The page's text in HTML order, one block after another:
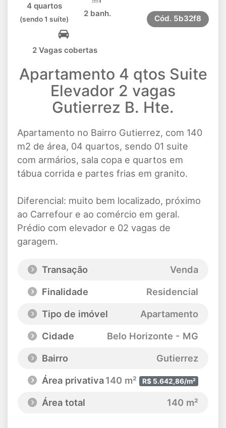
4 quartos
(sendo 1 suíte)
2 banh.
2 Vagas cobertas
Cód. 5b32f8
Apartamento 4 qtos Suite
Elevador 2 vagas
Gutierrez B. Hte.
Apartamento no Bairro Gutierrez, com 140
m2 de área, 04 quartos, sendo 01 suite
com armários, sala copa e quartos em
tábua corrida e partes frias em granito.
Diferencial: muito bem localizado, próximo
ao Carrefour e ao comércio em geral.
Prédio com elevador e 02 vagas de
garagem.
Transação
Venda
Finalidade
Residencial
Tipo de imóvel
Apartamento
Cidade
Belo Horizonte - MG
Bairro
Gutierrez
Área privativa140 m² R$ 5.642,86/m²
Área total 140 m²